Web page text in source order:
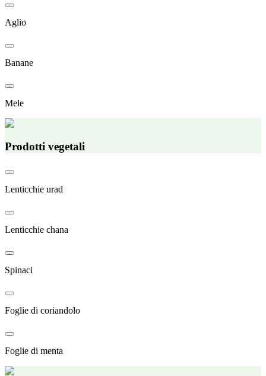
Aglio
Banane
Mele
Prodotti vegetali
Lenticchie urad
Lenticchie chana
Spinaci
Foglie di coriandolo
Foglie di menta